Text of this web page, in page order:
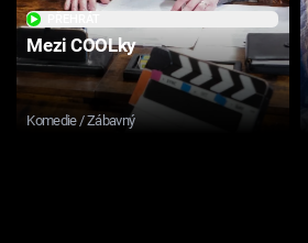
Mezi COOLky
Komedie / Zábavný